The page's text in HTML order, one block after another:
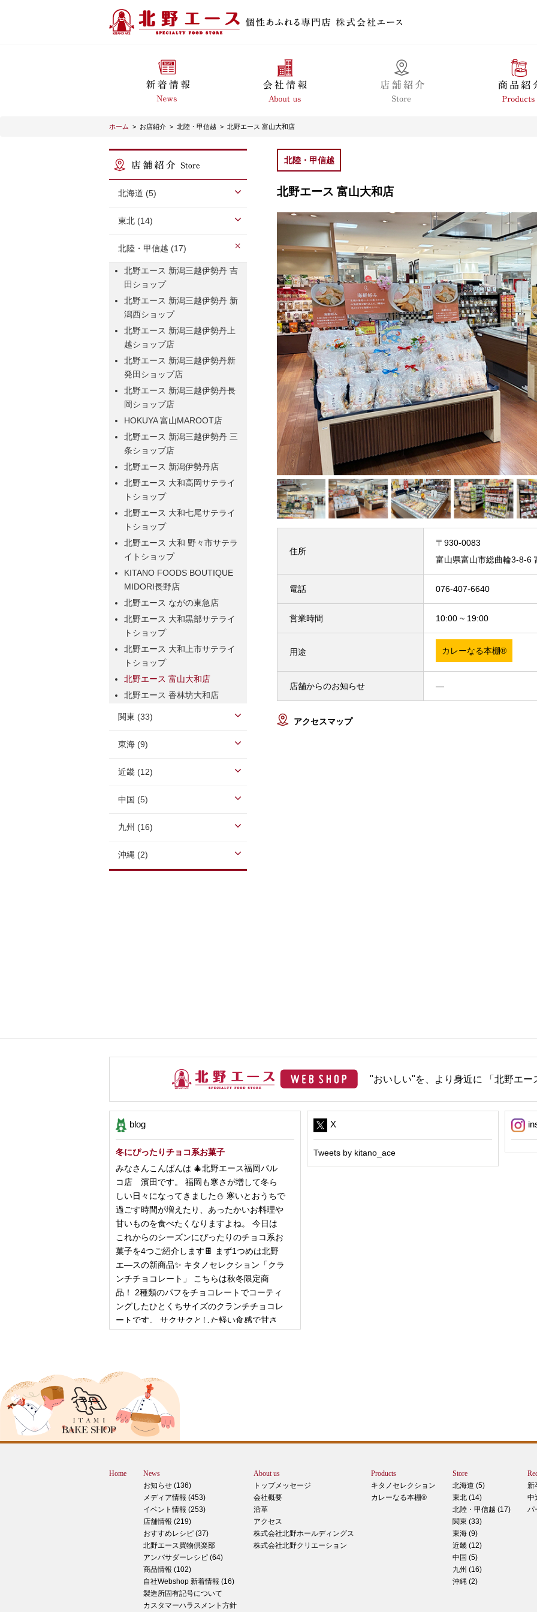
ホーム > お店紹介 > 北陸・甲信越 > 北野エース 富山大和店
北海道 (5)
東北 (14)
北陸・甲信越 (17)
北野エース 新潟三越伊勢丹 吉
田ショップ
北野エース 新潟三越伊勢丹 新
潟西ショップ
北野エース 新潟三越伊勢丹上
越ショップ店
北野エース 新潟三越伊勢丹新
発田ショップ店
北野エース 新潟三越伊勢丹長
岡ショップ店
HOKUYA 富山MAROOT店
北野エース 新潟三越伊勢丹 三
条ショップ店
北野エース 新潟伊勢丹店
北野エース 大和高岡サテライ
トショップ
北野エース 大和七尾サテライ
トショップ
北野エース 大和 野々市サテラ
イトショップ
KITANO FOODS BOUTIQUE
MIDORI長野店
北野エース ながの東急店
北野エース 大和黒部サテライ
トショップ
北野エース 大和上市サテライ
トショップ
北野エース 富山大和店
北野エース 香林坊大和店
関東 (33)
東海 (9)
近畿 (12)
中国 (5)
九州 (16)
沖縄 (2)
北陸・甲信越
北野エース 富山大和店
住所
〒930-0083
富山県富山市総曲輪3-8-6
電話 076-407-6640
営業時間 10:00 ~ 19:00
用途 カレーなる本棚®
店舗からのお知らせ —
アクセスマップ
"おいしい"を、より身近に 「北野エー
blog
冬にぴったりチョコ系お菓子
みなさんこんばんは 🎄北野エース福岡パル
コ店 濱田です。 福岡も寒さが増して冬ら
しい日々になってきました⛄️ 寒いとおうちで
過ごす時間が増えたり、あったかいお料理や
甘いものを食べたくなりますよね。 今日は
これからのシーズンにぴったりのチョコ系お
菓子を4つご紹介します🍫 まず1つめは北野
エ―スの新商品✨ キタノセレクション「クラ
ンチチョコレート」 こちらは秋冬限定商
品！ 2種類のパフをチョコレートでコーティ
ングしたひとくちサイズのクランチチョコレ
ートです。 サクサクとした軽い食感で甘さ
ピザ立ちぬ
ブログをご覧の皆様、こんにちは！北野エー
スMOMOテラス店の大西です。 いきなりで
すが、これは何だと思いますか？ ヒントは
12月に活躍するあの食べ物です！ はんぺ
す。 それでは正解発表です。リバースカー
ドオープン！！ なんと四角いピザなんで
す！今回は冬に大活躍のピザ、紹介いたしま
す。 キタノセレクション手のばしピザ マ
ルゲリータ 北野エースオリジナル商品のピ
ザになります。特徴は何といってもこの形！
生地はひとつひとつ手で
2024年12月14日
もっちもち！和スイーツと一緒に素敵なティ
X
Tweets by kitano_ace
Home
News
お知らせ (136)
メディア情報 (453)
イベント情報 (253)
店舗情報 (219)
おすすめレシピ (37)
北野エース買物倶楽部
アンバサダーレシピ (64)
商品情報 (102)
自社Webshop 新着情報 (16)
製造所固有記号について
カスタマーハラスメント方針
About us
トップメッセージ
会社概要
沿革
アクセス
株式会社北野ホールディングス
株式会社北野クリエーション
Products
キタノセレクション
カレーなる本棚®
Store
北海道 (5)
東北 (14)
北陸・甲信越 (17)
関東 (33)
東海 (9)
近畿 (12)
中国 (5)
九州 (16)
沖縄 (2)
新
中
パ